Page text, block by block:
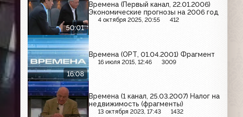
50:01
Времена (Первый канал, 22.01.2006)
Экономические прогнозы на 2006 год
4 октября 2025, 20:55 412
16:08
Времена (ОРТ, 01.04.2001) Фрагмент
16 июля 2015, 12:46 3009
Времена (1 канал, 25.03.2007) Налог на
недвижимость (фрагменты)
13 октября 2023, 17:43 1432